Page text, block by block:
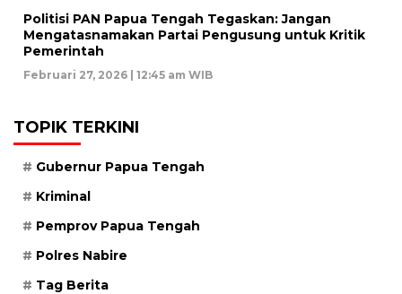
Politisi PAN Papua Tengah Tegaskan: Jangan
Mengatasnamakan Partai Pengusung untuk Kritik
Pemerintah
Februari 27, 2026 | 12:45 am WIB
TOPIK TERKINI
Gubernur Papua Tengah
Kriminal
Pemprov Papua Tengah
Polres Nabire
Tag Berita